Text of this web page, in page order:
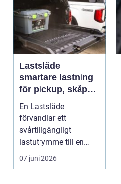
Lastsläde
smartare lastning
för pickup, skåpbil
och personbil
En Lastsläde
förvandlar ett
svårtillgängligt
lastutrymme till en
lättjobbad yta. Genom
att dra ut la...
07 juni 2026